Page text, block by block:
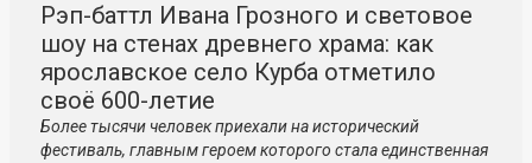
Рэп-баттл Ивана Грозного и световое
шоу на стенах древнего храма: как
ярославское село Курба отметило
своё 600-летие
Более тысячи человек приехали на исторический
фестиваль, главным героем которого стала единственная